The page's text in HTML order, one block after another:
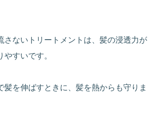
さないトリートメントは、髪の浸透力が
すいです。
髪を伸ばすときに、髪を熱からも守りま